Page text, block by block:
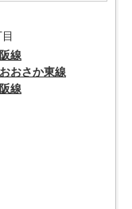
線
おおさか東線
線